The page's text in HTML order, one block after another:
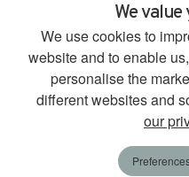
We
We use cookies to
website and to enable
personalise the
different websites and
our
Tack för den här
© 2026. All Rights Reserved.